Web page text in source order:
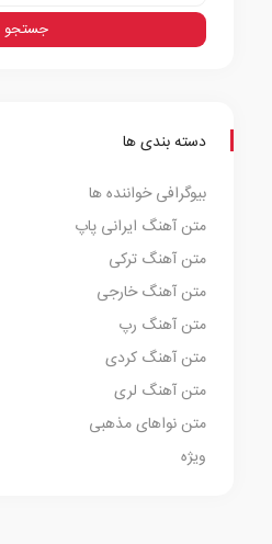
دسته بندی ها
بیوگرافی خواننده ها
متن آهنگ ایرانی پاپ
متن آهنگ ترکی
متن آهنگ خارجی
متن آهنگ رپ
متن آهنگ کردی
متن آهنگ لری
متن نواهای مذهبی
ویژه